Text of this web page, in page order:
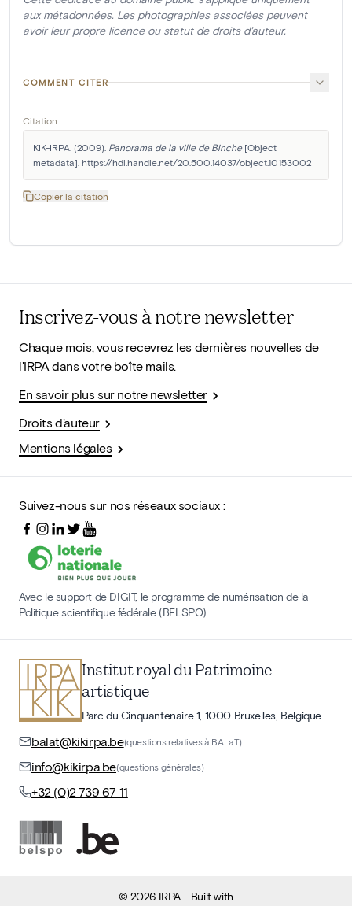
aux métadonnées. Les photographies associées peuvent
avoir leur propre licence ou statut de droits d'auteur.
COMMENT CITER
Citation
KIK-IRPA. (2009). Panorama de la ville de Binche [Object
metadata]. https://hdl.handle.net/20.500.14037/object.10153002
Copier la citation
Inscrivez-vous à notre newsletter
Chaque mois, vous recevrez les dernières nouvelles de
l'IRPA dans votre boîte mails.
En savoir plus sur notre newsletter
Droits d'auteur
Mentions légales
Suivez-nous sur nos réseaux sociaux :
Avec le support de DIGIT, le programme de numérisation de la
Politique scientifique fédérale (BELSPO)
Institut royal du Patrimoine
artistique
Parc du Cinquantenaire 1, 1000 Bruxelles, Belgique
balat@kikirpa.be(questions relatives à BALaT)
info@kikirpa.be(questions générales)
+32 (0)2 739 67 11
©2026 IRPA- Built with